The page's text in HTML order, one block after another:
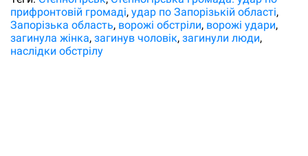
прифронтовій громаді удар по Запорізькій області
Запорізька область ворожі обстріли ворожі удари
загинула жінка загинув чоловік загинули люди
наслідки обстрілу